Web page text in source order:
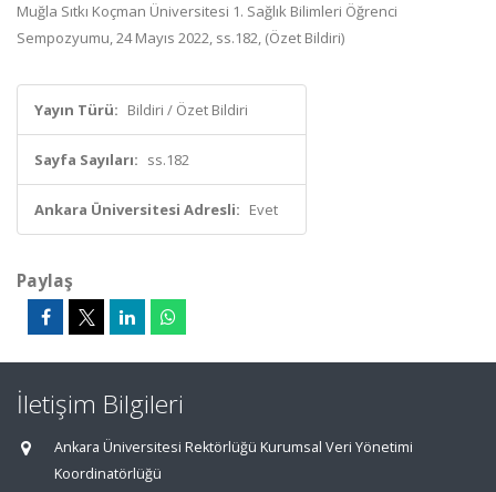
Muğla Sıtkı Koçman Üniversitesi 1. Sağlık Bilimleri Öğrenci
Sempozyumu, 24 Mayıs 2022, ss.182, (Özet Bildiri)
Yayın Türü: Bildiri / Özet Bildiri
Sayfa Sayıları: ss.182
Ankara Üniversitesi Adresli: Evet
Paylaş
İletişim Bilgileri
Ankara Üniversitesi Rektörlüğü Kurumsal Veri Yönetimi
Koordinatörlüğü